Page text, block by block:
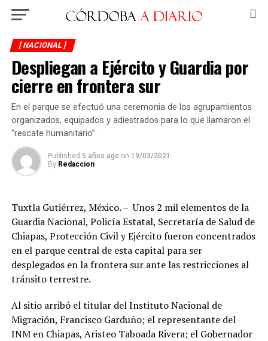
[ NACIONAL ]
Despliegan a Ejército y Guardia por
cierre en frontera sur
En el parque se efectuó una ceremonia de los agrupamientos
organizados, equipados y adiestrados para lo que llamaron el
“rescate humanitario”.
Published 5 años ago on 19/03/2021
By Redaccion
Tuxtla Gutiérrez, México. – Unos 2 mil elementos de la
Guardia Nacional, Policía Estatal, Secretaría de Salud de
Chiapas, Protección Civil y Ejército fueron concentrados
en el parque central de esta capital para ser
desplegados en la frontera sur ante las restricciones al
tránsito terrestre.
Al sitio arribó el titular del Instituto Nacional de
Migración, Francisco Garduño; el representante del
INM en Chiapas, Aristeo Taboada Rivera; el Gobernador